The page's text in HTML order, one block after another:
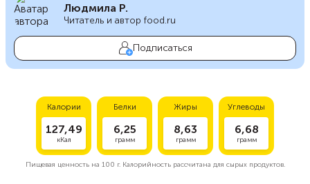
Людмила Р.
Читатель и автор food.ru
Подписаться
Калории
127,49
кКал
Белки
6,25
грамм
Жиры
8,63
грамм
Углеводы
6,68
грамм
Пищевая ценность на 100 г.Калорийность рассчитана для сырых продуктов.